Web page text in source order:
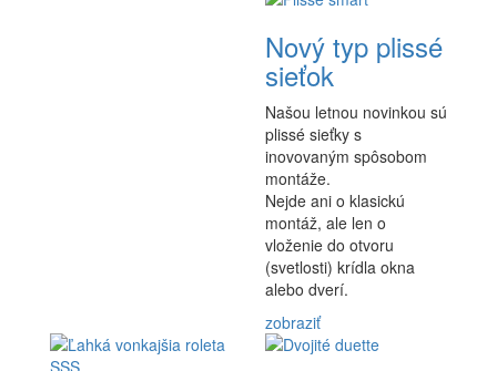
Nový typ plissé
sieťok
Našou letnou novinkou sú
plissé sieťky s
inovovaným spôsobom
montáže.
Nejde ani o klasickú
montáž, ale len o
vloženie do otvoru
(svetlosti) krídla okna
alebo dverí.
zobraziť